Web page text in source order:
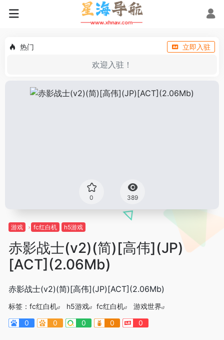
热门 立即入驻
欢迎入驻！
0 389
游戏 fc红白机 h5游戏
赤影战士(v2)(简)[高伟](JP)
[ACT](2.06Mb)
赤影战士(v2)(简)[高伟](JP)[ACT](2.06Mb)
标签： fc红白机 h5游戏 fc红白机
游戏世界
0
0 0 0 0